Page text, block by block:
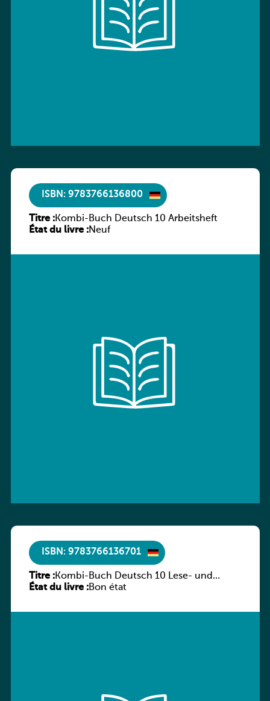
ISBN: 9783766136800
Titre :Kombi-Buch Deutsch 10 Arbeitsheft
État du livre :Neuf
ISBN: 9783766136701
Titre :Kombi-Buch Deutsch 10 Lese- und
Sprachbuch
État du livre :Bon état